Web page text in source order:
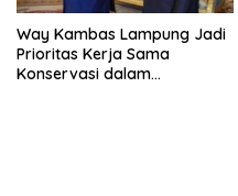
Way Kambas Lampung Jadi
Prioritas Kerja Sama
Konservasi dalam